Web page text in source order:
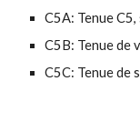
C5A: Tenue C5,
C5B: Tenuede
C5C: Tenuede